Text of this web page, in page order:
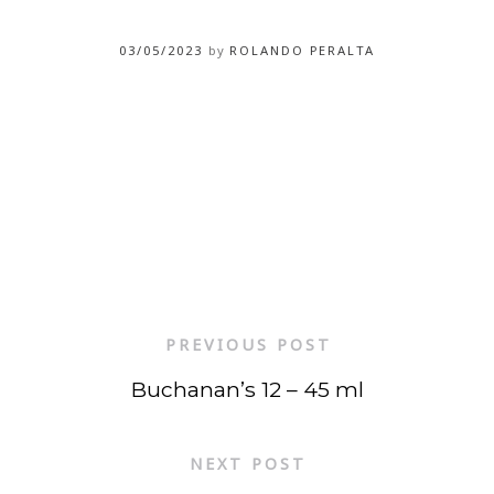
03/05/2023 by ROLANDO PERALTA
PREVIOUS POST
Buchanan’s 12 – 45 ml
NEXT POST